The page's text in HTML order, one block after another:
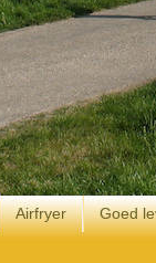
Airfryer Goed